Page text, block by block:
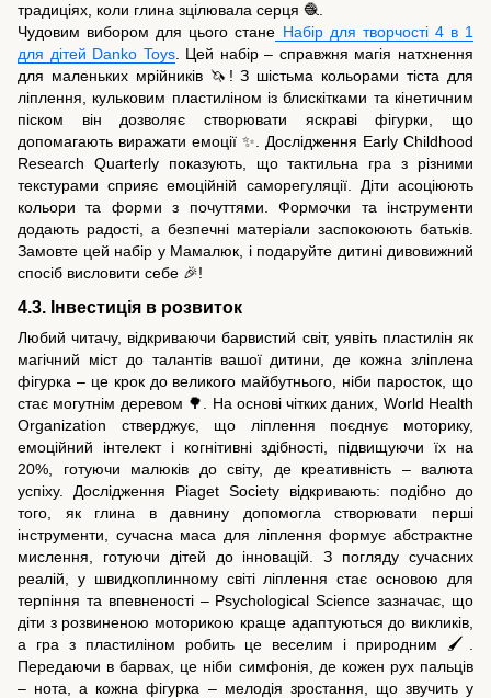
традиціях, коли глина зцілювала серця 🧶.
Чудовим вибором для цього стане Набір для творчості 4 в 1
для дітей Danko Toys. Цей набір – справжня магія натхнення
для маленьких мрійників 🦄! З шістьма кольорами тіста для
ліплення, кульковим пластиліном із блискітками та кінетичним
піском він дозволяє створювати яскраві фігурки, що
допомагають виражати емоції ✨. Дослідження Early Childhood
Research Quarterly показують, що тактильна гра з різними
текстурами сприяє емоційній саморегуляції. Діти асоціюють
кольори та форми з почуттями. Формочки та інструменти
додають радості, а безпечні матеріали заспокоюють батьків.
Замовте цей набір у Мамалюк, і подаруйте дитині дивовижний
спосіб висловити себе 🎉!
4.3. Інвестиція в розвиток
Любий читачу, відкриваючи барвистий світ, уявіть пластилін як
магічний міст до талантів вашої дитини, де кожна зліплена
фігурка – це крок до великого майбутнього, ніби паросток, що
стає могутнім деревом 🌳. На основі чітких даних, World Health
Organization стверджує, що ліплення поєднує моторику,
емоційний інтелект і когнітивні здібності, підвищуючи їх на
20%, готуючи малюків до світу, де креативність – валюта
успіху. Дослідження Piaget Society відкривають: подібно до
того, як глина в давнину допомогла створювати перші
інструменти, сучасна маса для ліплення формує абстрактне
мислення, готуючи дітей до інновацій. З погляду сучасних
реалій, у швидкоплинному світі ліплення стає основою для
терпіння та впевненості – Psychological Science зазначає, що
діти з розвиненою моторикою краще адаптуються до викликів,
а гра з пластиліном робить це веселим і природним 🖌️.
Передаючи в барвах, це ніби симфонія, де кожен рух пальців
– нота, а кожна фігурка – мелодія зростання, що звучить у